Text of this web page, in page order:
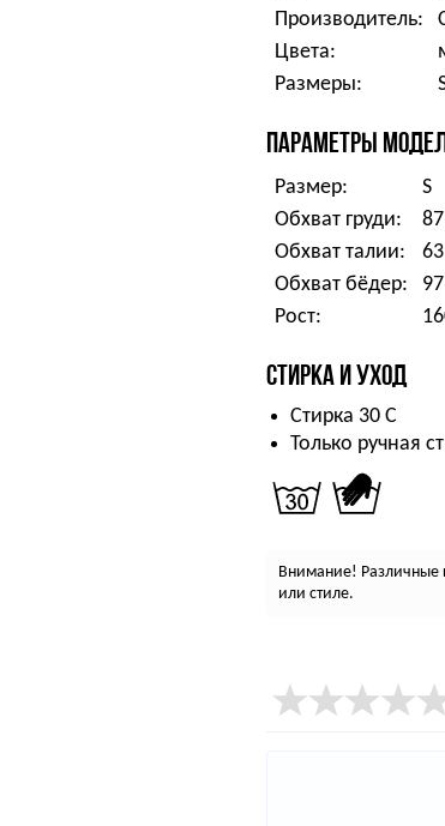
Производитель:
Цвета:
Размеры:
ПАРАМЕТРЫ
Размер:
S
Обхват груди:
Обхват талии:
Обхват бёдер:
Рост:
СТИРКА И УХОД
Стирка 30 С
Только ручная
Внимание! Различные
или стиле.